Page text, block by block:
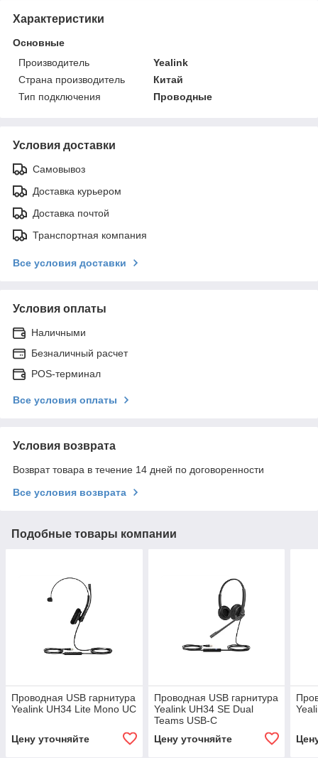
Характеристики
Основные
Производитель
Yealink
Страна производитель
Китай
Тип подключения
Проводные
Условия доставки
Самовывоз
Доставка курьером
Доставка почтой
Транспортная компания
Все условия доставки
Условия оплаты
Наличными
Безналичный расчет
POS-терминал
Все условия оплаты
Условия возврата
Возврат товара в течение 14 дней по договоренности
Все условия возврата
Подобные товары компании
Проводная USB гарнитура
Yealink UH34 Lite Mono UC
Цену уточняйте
Проводная USB гарнитура
Yealink UH34 SE Dual
Teams USB-C
Цену уточняйте